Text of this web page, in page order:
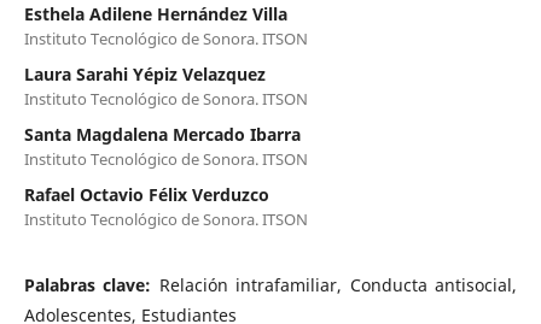
Esthela Adilene Hernández Villa
Instituto Tecnológico de Sonora. ITSON
Laura Sarahi Yépiz Velazquez
Instituto Tecnológico de Sonora. ITSON
Santa Magdalena Mercado Ibarra
Instituto Tecnológico de Sonora. ITSON
Rafael Octavio Félix Verduzco
Instituto Tecnológico de Sonora. ITSON
Palabras clave: Relación intrafamiliar, Conducta antisocial,
Adolescentes, Estudiantes